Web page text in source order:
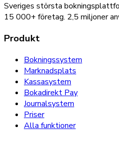
Sveriges största
15 000+ företag. 2,5 miljoner
Produkt
Bokningssystem
Marknadsplats
Kassasystem
Bokadirekt Pay
Journalsystem
Priser
Alla funktioner